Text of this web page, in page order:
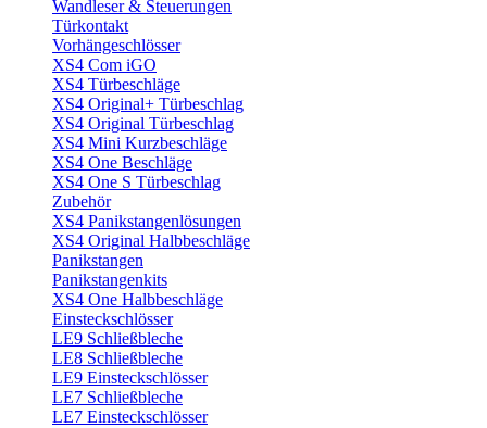
Wandleser & Steuerungen
Türkontakt
Vorhängeschlösser
XS4 Com iGO
XS4 Türbeschläge
XS4 Original+ Türbeschlag
XS4 Original Türbeschlag
XS4 Mini Kurzbeschläge
XS4 One Beschläge
XS4 One S Türbeschlag
Zubehör
XS4 Panikstangenlösungen
XS4 Original Halbbeschläge
Panikstangen
Panikstangenkits
XS4 One Halbbeschläge
Einsteckschlösser
LE9 Schließbleche
LE8 Schließbleche
LE9 Einsteckschlösser
LE7 Schließbleche
LE7 Einsteckschlösser